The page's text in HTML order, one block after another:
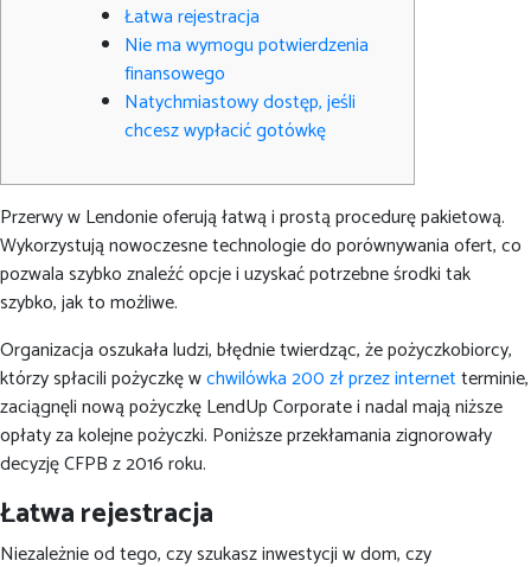
Łatwa rejestracja
Nie ma wymogu potwierdzenia
finansowego
Natychmiastowy dostęp, jeśli
chcesz wypłacić gotówkę
Przerwy w Lendonie oferują łatwą i prostą procedurę pakietową.
Wykorzystują nowoczesne technologie do porównywania ofert, co
pozwala szybko znaleźć opcje i uzyskać potrzebne środki tak
szybko, jak to możliwe.
Organizacja oszukała ludzi, błędnie twierdząc, że pożyczkobiorcy,
którzy spłacili pożyczkę wchwilówka 200 zł przez internetterminie,
zaciągnęli nową pożyczkę LendUp Corporate i nadal mają niższe
opłaty za kolejne pożyczki. Poniższe przekłamania zignorowały
decyzję CFPB z 2016 roku.
Łatwa rejestracja
Niezależnie od tego, czy szukasz inwestycji w dom, czy